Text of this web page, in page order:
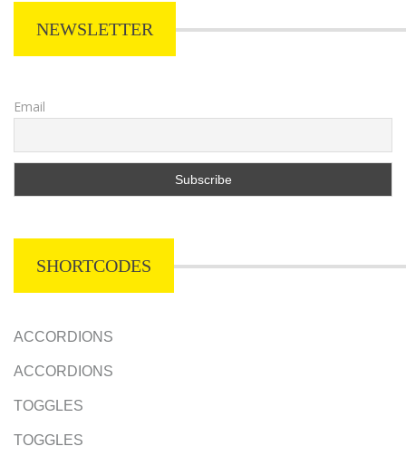
NEWSLETTER
Email
SHORTCODES
ACCORDIONS
ACCORDIONS
TOGGLES
TOGGLES